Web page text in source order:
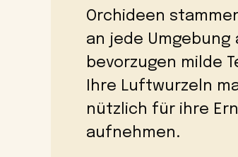
Orchideen
an jede Umgebung
bevorzugen milde
Ihre Luftwurzeln
nützlich für ihre
aufnehmen.